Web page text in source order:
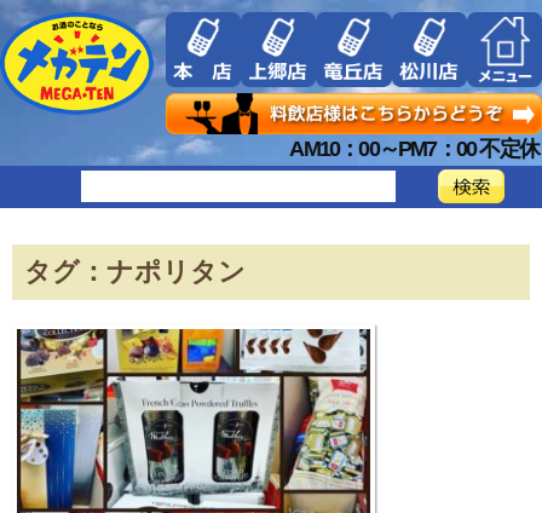
AM10：00～PM7：00 不定休
タグ：ナポリタン